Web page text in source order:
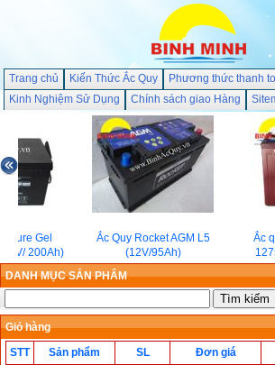
Trang chủ Kiến Thức Ắc Quy
Phương thức thanh
Kinh Nghiệm Sử Dụng
Chính sách giao Hàng
Pure Gel
200Ah)
Ắc Quy Rocket AGM L5
(12V/95Ah)
Ắc
DANH MỤC SẢN PHẨM
Giỏ hàng
STT
Sản phẩm SL Đơn giá